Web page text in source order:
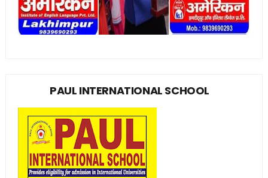
PAUL INTERNATIONAL SCHOOL